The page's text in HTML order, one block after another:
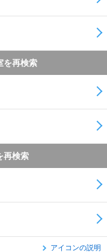
を再検索
再検索
アイコンの説明